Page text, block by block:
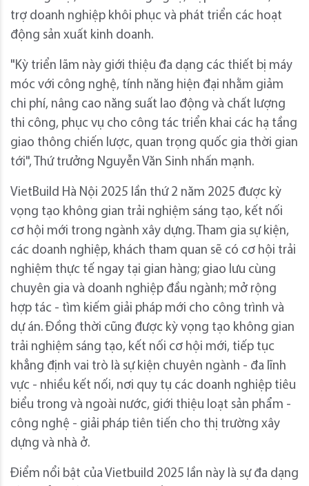
trợ doanh nghiệp khôi phục và phát triển các hoạt
động sản xuất kinh doanh.
"Kỳ triển lãm này giới thiệu đa dạng các thiết bị máy
móc với công nghệ, tính năng hiện đại nhằm giảm
chi phí, nâng cao năng suất lao động và chất lượng
thi công, phục vụ cho công tác triển khai các hạ tầng
giao thông chiến lược, quan trọng quốc gia thời gian
tới", Thứ trưởng Nguyễn Văn Sinh nhấn mạnh.
VietBuild Hà Nội 2025 lần thứ 2 năm 2025 được kỳ
vọng tạo không gian trải nghiệm sáng tạo, kết nối
cơ hội mới trong ngành xây dựng. Tham gia sự kiện,
các doanh nghiệp, khách tham quan sẽ có cơ hội trải
nghiệm thực tế ngay tại gian hàng; giao lưu cùng
chuyên gia và doanh nghiệp đầu ngành; mở rộng
hợp tác - tìm kiếm giải pháp mới cho công trình và
dự án. Đồng thời cũng được kỳ vọng tạo không gian
trải nghiệm sáng tạo, kết nối cơ hội mới, tiếp tục
khẳng định vai trò là sự kiện chuyên ngành - đa lĩnh
vực - nhiều kết nối, nơi quy tụ các doanh nghiệp tiêu
biểu trong và ngoài nước, giới thiệu loạt sản phẩm -
công nghệ - giải pháp tiên tiến cho thị trường xây
dựng và nhà ở.
Điểm nổi bật của Vietbuild 2025 lần này là sự đa dạng